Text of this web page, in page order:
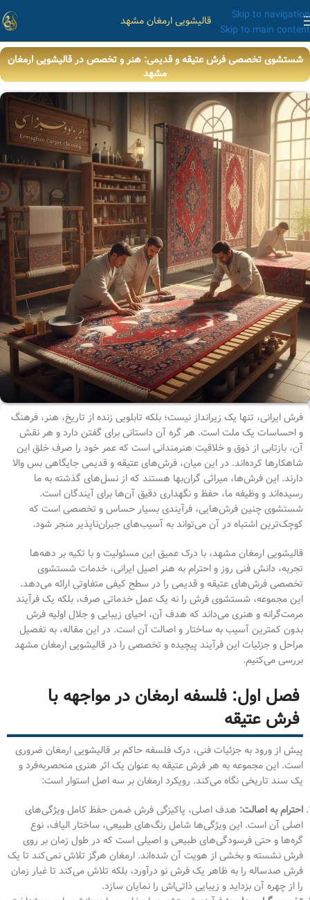
Skip to navigation
Skip to main content
قالیشویی ارمغان مشهد
شستشوی تخصصی فرش عتیقه و قدیمی: هنر و تخصص در قالیشویی ارمغان
مشهد
فرش ایرانی، تنها یک زیرانداز نیست؛ بلکه تابلویی زنده از تاریخ، هنر، فرهنگ
و احساسات یک ملت است. هر گره آن داستانی برای گفتن دارد و هر نقش
آن، بازتابی از ذوق و خلاقیت هنرمندانی است که عمر خود را صرف خلق این
شاهکارها کرده‌اند. در این میان، فرش‌های عتیقه و قدیمی جایگاهی بس والا
دارند. این فرش‌ها، میراثی گران‌بها هستند که از نسل‌های گذشته به ما
رسیده‌اند و وظیفه ما، حفظ و نگهداری دقیق آن‌ها برای آیندگان است.
شستشوی چنین فرش‌هایی، فرآیندی بسیار حساس و تخصصی است که
کوچک‌ترین اشتباه در آن می‌تواند به آسیب‌های جبران‌ناپذیر منجر شود.
قالیشویی ارمغان مشهد، با درک عمیق این مسئولیت و با تکیه بر دهه‌ها
تجربه، دانش فنی روز و احترام به هنر اصیل ایرانی، خدمات شستشوی
تخصصی فرش‌های عتیقه و قدیمی را در سطح کیفی متفاوتی ارائه می‌دهد.
این مجموعه، شستشوی فرش را نه یک عمل خدماتی صرف، بلکه یک فرآیند
مرمت‌گرانه و هنری می‌داند که هدف آن، احیای زیبایی و جلال اولیه فرش
بدون کمترین آسیب به ساختار و اصالت آن است. در این مقاله، به تفصیل
مراحل و جزئیات این فرآیند پیچیده و تخصصی را در قالیشویی ارمغان مشهد
بررسی می‌کنیم.
فصل اول: فلسفه ارمغان در مواجهه با
فرش عتیقه
پیش از ورود به جزئیات فنی، درک فلسفه حاکم بر قالیشویی ارمغان ضروری
است. این مجموعه به هر فرش عتیقه به عنوان یک اثر هنری منحصربه‌فرد و
یک سند تاریخی نگاه می‌کند. رویکرد ارمغان بر سه اصل استوار است:
احترام به اصالت: هدف اصلی، پاکیزگی فرش ضمن حفظ کامل ویژگی‌های
اصلی آن است. این ویژگی‌ها شامل رنگ‌های طبیعی، ساختار الیاف، نوع
گره‌ها و حتی فرسودگی‌های طبیعی و اصیلی است که در طول زمان بر روی
فرش نشسته و بخشی از هویت آن شده‌اند. ارمغان هرگز تلاش نمی‌کند تا یک
فرش صدساله را به ظاهر یک فرش نو درآورد، بلکه تلاش می‌کند تا غبار زمان
را از چهره آن بزداید و زیبایی ذاتی‌اش را نمایان سازد.